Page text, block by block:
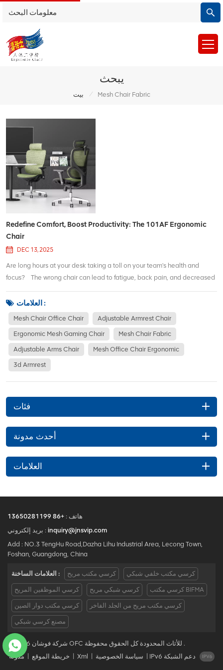
يبحث
بيت / Mesh Chair Fabric
Redefine Comfort, Boost Productivity: The 101AF Ergonomic
Chair
DEC 13, 2025
Are long hours at your desk taking a toll on your team's health and
focus? The wrong chair can lead to fatigue, back pain, and decreased
team's health and output. Fully Adaptive Lumbar SupportOur lumbar s...
العلامات :
Mesh Chair Office Chair Adjustable Armrest Chair
Ergonomic Mesh Gaming Chair Mesh Chair Fabric
Adjustable Arms Chair Mesh Office Chair Ergonomic
3d Armrest
فئات
أحدث مدونة
العلامات
هاتف : +86 13650281199
بريد إلكتروني : inquiry@jnsvip.com
Add : NO.3 TengHu Road,Dazha Lihu Industrial Area, Lecong Town,
Foshan, Guangdong, China
العلامات الساخنة : كرسي مكتب مريح كرسي مكتب خلفي شبكي
كرسي الموظفين المريح كرسي شبكي مريح كرسي مكتب BIFMA
كرسي مكتب دوار الصين كرسي مكتب مريح من الجلد الفاخر
مصنع كرسي شبكي
© 2026 شركة فوشان OFC للأثاث المحدودة كل الحقوق محفوظة .
مدونة | خريطة الموقع | Xml | سياسة الخصوصية |